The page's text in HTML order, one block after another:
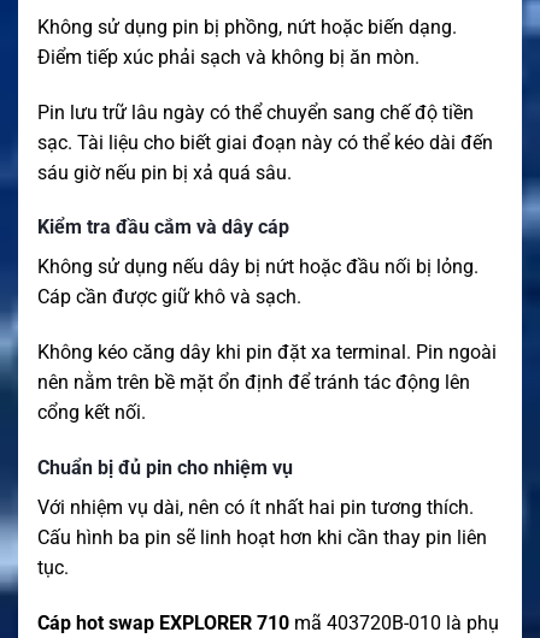
Không sử dụng pin bị phồng, nứt hoặc biến dạng.
Điểm tiếp xúc phải sạch và không bị ăn mòn.
Pin lưu trữ lâu ngày có thể chuyển sang chế độ tiền
sạc. Tài liệu cho biết giai đoạn này có thể kéo dài đến
sáu giờ nếu pin bị xả quá sâu.
Kiểm tra đầu cắm và dây cáp
Không sử dụng nếu dây bị nứt hoặc đầu nối bị lỏng.
Cáp cần được giữ khô và sạch.
Không kéo căng dây khi pin đặt xa terminal. Pin ngoài
nên nằm trên bề mặt ổn định để tránh tác động lên
cổng kết nối.
Chuẩn bị đủ pin cho nhiệm vụ
Với nhiệm vụ dài, nên có ít nhất hai pin tương thích.
Cấu hình ba pin sẽ linh hoạt hơn khi cần thay pin liên
tục.
Cáp hot swap EXPLORER 710 mã 403720B-010 là phụ